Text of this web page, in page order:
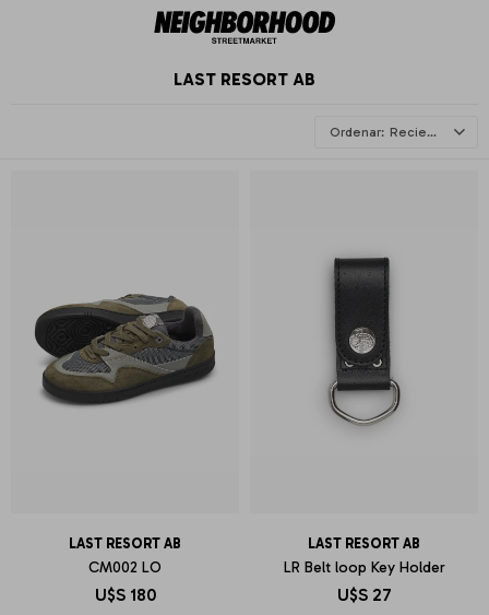
LAST RESORT AB
Recientes
LAST RESORT AB
CM002 LO
U$S 180
LAST RESORT AB
LR Belt loop Key Holder
U$S 27